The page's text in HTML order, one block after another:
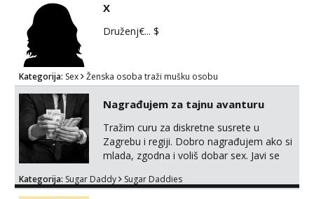
X
Druženj€... $
Kategorija: Sex Ženska osoba traži mušku osobu
Nagrađujem za tajnu avanturu
Tražim curu za diskretne susrete u
Zagrebu i regiji. Dobro nagrađujem ako si
mlada, zgodna i voliš dobar sex. Javi se
imaš dugu kosu - se dobro ljubiš - si
Kategorija: Sugar Daddy Sugar Daddies